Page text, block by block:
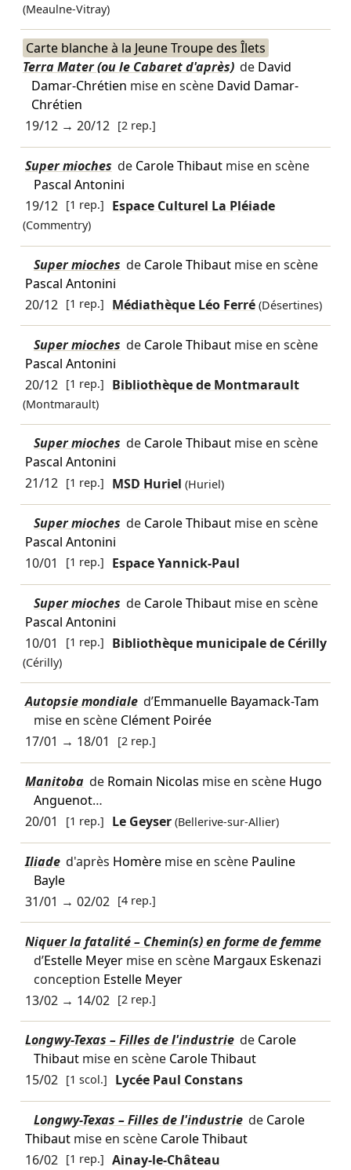
(Meaulne-Vitray)
Carte blanche à la Jeune Troupe des Îlets
Terra Mater (ou le Cabaret d'après) de David
Damar-Chrétien mise en scène David Damar-
Chrétien
19/12→ 20/12 [2 rep.]
Super mioches de Carole Thibautmise en scène
Pascal Antonini
19/12 [1 rep.] Espace Culturel La Pléiade
(Commentry)
Super mioches de Carole Thibautmise en scène
Pascal Antonini
20/12 [1 rep.] Médiathèque Léo Ferré (Désertines)
Super mioches de Carole Thibautmise en scène
Pascal Antonini
20/12 [1 rep.] Bibliothèque de Montmarault
(Montmarault)
Super mioches de Carole Thibautmise en scène
Pascal Antonini
21/12 [1 rep.] MSD Huriel (Huriel)
Super mioches de Carole Thibautmise en scène
Pascal Antonini
10/01
[1 rep.] Espace Yannick-Paul
Super mioches de Carole Thibautmise en scène
Pascal Antonini
10/01
[1 rep.] Bibliothèque municipale de Cérilly
(Cérilly)
Autopsie mondiale d’Emmanuelle Bayamack-Tam
mise en scène Clément Poirée
17/01 → 18/01 [2 rep.]
Manitoba de Romain Nicolas mise en scène Hugo
Anguenot…
20/01
[1 rep.] Le Geyser (Bellerive-sur-Allier)
Iliade d'après Homèremise en scène Pauline
Bayle
31/01 → 02/02 [4 rep.]
Niquer la fatalité – Chemin(s) en forme de femme
d’Estelle Meyermise en scène Margaux Eskenazi
conception Estelle Meyer
13/02→ 14/02 [2 rep.]
Longwy-Texas – Filles de l'industrie de Carole
Thibautmise en scène Carole Thibaut
15/02 [1 scol.] Lycée Paul Constans
Longwy-Texas – Filles de l'industrie de Carole
Thibautmise en scène Carole Thibaut
16/02 [1 rep.] Ainay-le-Château